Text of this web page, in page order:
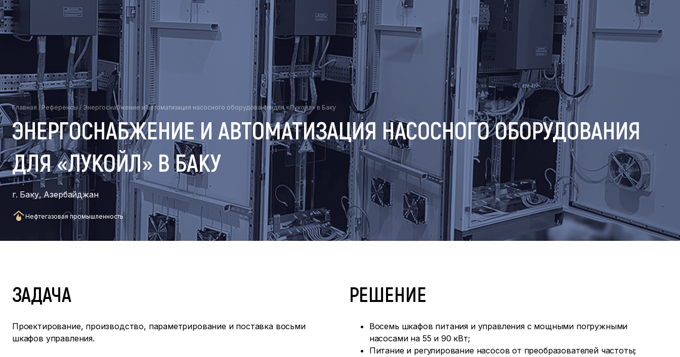
Главная /Референсы / Энергоснабжение и автоматизация насосного оборудования для «Лукойл» в Баку
ЭНЕРГОСНАБЖЕНИЕ И АВТОМАТИЗАЦИЯ НАСОСНОГО ОБОРУДОВАНИЯ
ДЛЯ «ЛУКОЙЛ» В БАКУ
г. Баку, Азербайджан
Нефтегазовая промышленность
ЗАДАЧА
Проектирование, производство, параметрирование и поставка восьми
шкафов управления.
РЕШЕНИЕ
Восемь шкафов питания и управления с мощными погружными
насосами на 55 и 90 кВт;
Питание и регулирование насосов от преобразователей частоты;